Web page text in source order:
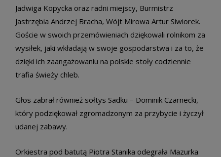
Jadwiga Kopycka oraz radni miejscy, Burmistrz
Jastrzębia Andrzej Bracha, Wójt Mirowa Artur Siwiorek.
Goście w swoich przemówieniach dziękowali rolnikom za
wysiłek, jaki wkładają w swoje gospodarstwa i za to, że
dzięki ich zaangażowaniu na polskie stoły codziennie
trafia świeży chleb.
Głos zabrał również sołtys Sadku – Dominik Czarnecki,
który podziękował zgromadzonym za przybycie i życzył
udanej zabawy.
Orkiestra pod batutą Piotra Stanika odegrała Mazurka